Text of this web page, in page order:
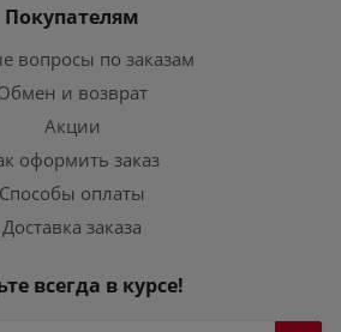
Покупателям
вопросы по заказам
и возврат
Акции
оформить заказ
Способы оплаты
Доставка заказа
всегда в курсе!